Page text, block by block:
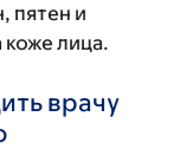
пятен и
коже лица.
врачу